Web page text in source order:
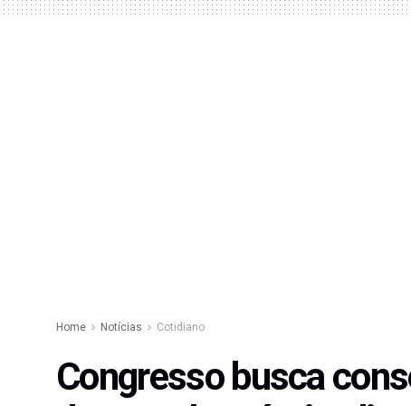
Home Notícias Cotidiano
Congresso busca